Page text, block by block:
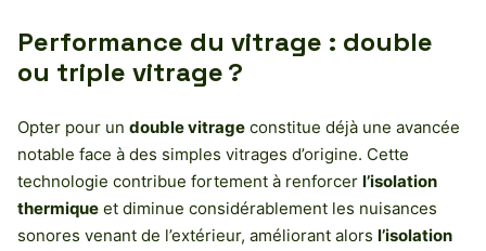
Performance du vitrage : double
ou triple vitrage ?
Opter pour un double vitrage constitue déjà une avancée
notable face à des simples vitrages d’origine. Cette
technologie contribue fortement à renforcer l’isolation
thermique et diminue considérablement les nuisances
sonores venant de l’extérieur, améliorant alors l’isolation